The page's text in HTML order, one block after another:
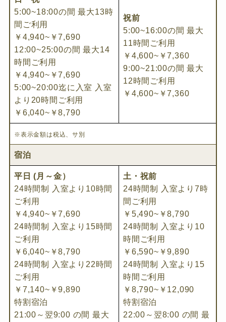
5:00~18:00の間 最大13時
間ご利用
￥4,940~￥7,690
12:00~25:00の間 最大14
時間ご利用
￥4,940~￥7,690
5:00~20:00迄に入室 入室
より20時間ご利用
￥6,040~￥8,790
祝前
5:00~16:00の間 最大
11時間ご利用
￥4,600~￥7,360
9:00~21:00の間 最大
12時間ご利用
￥4,600~￥7,360
※表示金額は税込、サ別
宿泊
平日 (月～金）
24時間制 入室より10時間
ご利用
￥4,940~￥7,690
24時間制 入室より15時間
ご利用
￥6,040~￥8,790
24時間制 入室より22時間
ご利用
￥7,140~￥9,890
特割宿泊
21:00～翌9:00 の間 最大
土・祝前
24時間制 入室より7時
間ご利用
￥5,490~￥8,790
24時間制 入室より10
時間ご利用
￥6,590~￥9,890
24時間制 入室より15
時間ご利用
￥8,790~￥12,090
特割宿泊
22:00～翌8:00 の間 最